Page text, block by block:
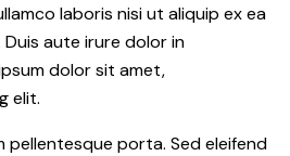
laboris nisi ut aliquip ex ea
aute irure dolor in
dolor sit amet,
elit.
pellentesque porta. Sed eleifend